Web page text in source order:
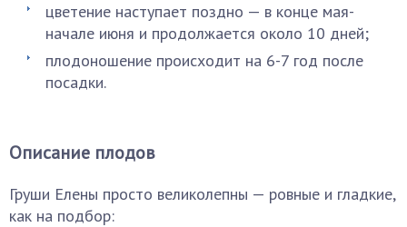
цветение наступает поздно — в конце мая-
начале июня и продолжается около 10 дней;
плодоношение происходит на 6-7 год после
посадки.
Описание плодов
Груши Елены просто великолепны — ровные и гладкие,
как на подбор: